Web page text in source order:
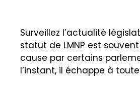
Surveillez l’actualité
statut de LMNP est
cause par certains
l’instant, il échappe à